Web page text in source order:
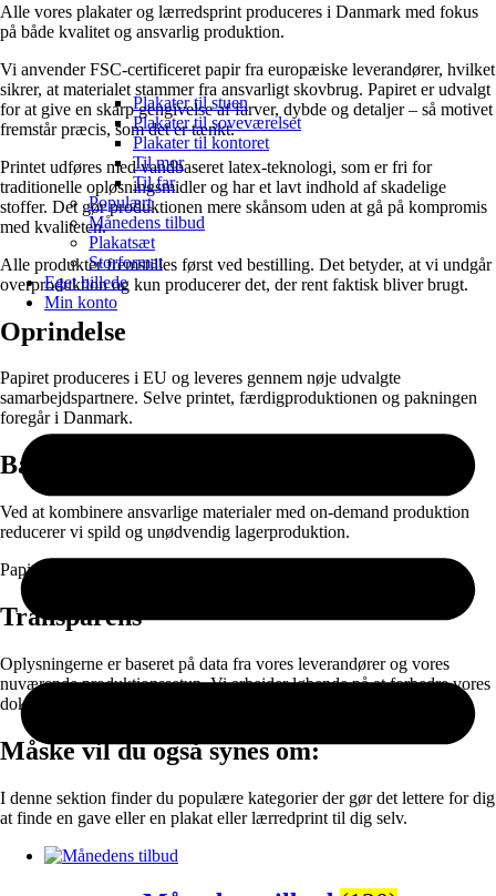
Plakater til stuen
Plakater til soveværelset
Plakater til kontoret
Til mor
Til far
Populært
Månedens tilbud
Plakatsæt
Storformat
Eget billede
Min konto
Alle vores plakater og lærredsprint produceres i Danmark med fokus
på både kvalitet og ansvarlig produktion.
Vi anvender FSC-certificeret papir fra europæiske leverandører, hvilket
sikrer, at materialet stammer fra ansvarligt skovbrug. Papiret er udvalgt
for at give en skarp gengivelse af farver, dybde og detaljer – så motivet
fremstår præcis, som det er tænkt.
Printet udføres med vandbaseret latex-teknologi, som er fri for
traditionelle opløsningsmidler og har et lavt indhold af skadelige
stoffer. Det gør produktionen mere skånsom uden at gå på kompromis
med kvaliteten.
Alle produkter fremstilles først ved bestilling. Det betyder, at vi undgår
overproduktion og kun producerer det, der rent faktisk bliver brugt.
Oprindelse
Papiret produceres i EU og leveres gennem nøje udvalgte
samarbejdspartnere. Selve printet, færdigproduktionen og pakningen
foregår i Danmark.
Bæredygtighed
Ved at kombinere ansvarlige materialer med on-demand produktion
reducerer vi spild og unødvendig lagerproduktion.
Papir og emballage kan sorteres til genanvendelse efter brug.
Transparens
Oplysningerne er baseret på data fra vores leverandører og vores
nuværende produktionssetup. Vi arbejder løbende på at forbedre vores
dokumentation og materialevalg.
Måske vil du også synes om:
I denne sektion finder du populære kategorier der gør det lettere for dig
at finde en gave eller en plakat eller lærredprint til dig selv.